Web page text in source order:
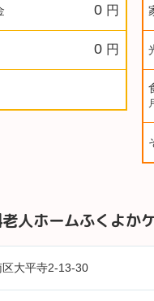
0 円
0 円
老人ホームふくよか
大平寺2-13-30